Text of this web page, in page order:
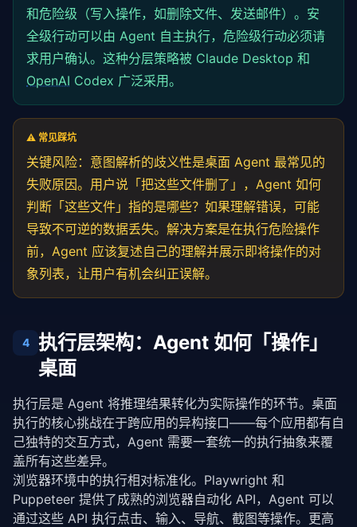
和危险级（写入操作，如删除文件、发送邮件）。安
全级行动可以由 Agent 自主执行，危险级行动必须请
求用户确认。这种分层策略被 Claude Desktop 和
OpenAI Codex 广泛采用。
⚠️ 常见踩坑
关键风险：意图解析的歧义性是桌面 Agent 最常见的
失败原因。用户说「把这些文件删了」，Agent 如何
判断「这些文件」指的是哪些？如果理解错误，可能
导致不可逆的数据丢失。解决方案是在执行危险操作
前，Agent 应该复述自己的理解并展示即将操作的对
象列表，让用户有机会纠正误解。
4
执行层架构：Agent 如何「操作」
桌面
执行层是 Agent 将推理结果转化为实际操作的环节。桌面
执行的核心挑战在于跨应用的异构接口——每个应用都有自
己独特的交互方式，Agent 需要一套统一的执行抽象来覆
盖所有这些差异。
浏览器环境中的执行相对标准化。Playwright 和
Puppeteer 提供了成熟的浏览器自动化 API，Agent 可以
通过这些 API 执行点击、输入、导航、截图等操作。更高